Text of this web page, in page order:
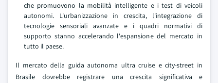
che promuovono la mobilità intelligente e i test di veicoli
autonomi. L'urbanizzazione in crescita, l'integrazione di
tecnologie sensoriali avanzate e i quadri normativi di
supporto stanno accelerando l'espansione del mercato in
tutto il paese.
Il mercato della guida autonoma ultra cruise e city-street in
Brasile dovrebbe registrare una crescita significativa e